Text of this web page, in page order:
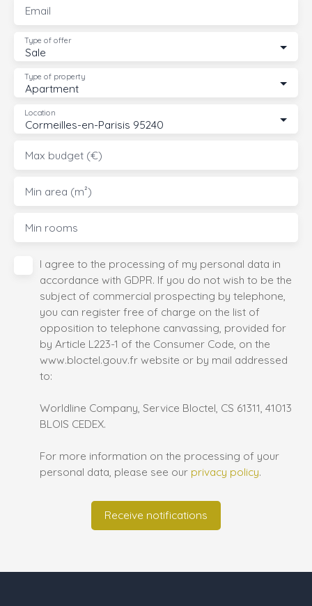
Email
Sale
Type of offer
Apartment
Type of property
Cormeilles-en-Parisis 95240
Location
Max budget (€)
Min area (m²)
Min rooms
I agree to the processing of my personal data in
accordance with GDPR. If you do not wish to be the
subject of commercial prospecting by telephone,
you can register free of charge on the list of
opposition to telephone canvassing, provided for
by Article L223-1 of the Consumer Code, on the
www.bloctel.gouv.fr website or by mail addressed
to:
Worldline Company, Service Bloctel, CS 61311, 41013
BLOIS CEDEX.
For more information on the processing of your
personal data, please see our privacy policy.
Receive notifications